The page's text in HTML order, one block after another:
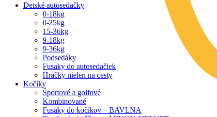
Detské autosedačky
0-18kg
0-25kg
15-36kg
9-18kg
9-36kg
Podsedáky
Fusaky do autosedačiek
Hračky nielen na cesty
Kočíky
Športové a golfové
Kombinované
Fusaky do kočíkov – BAVLNA